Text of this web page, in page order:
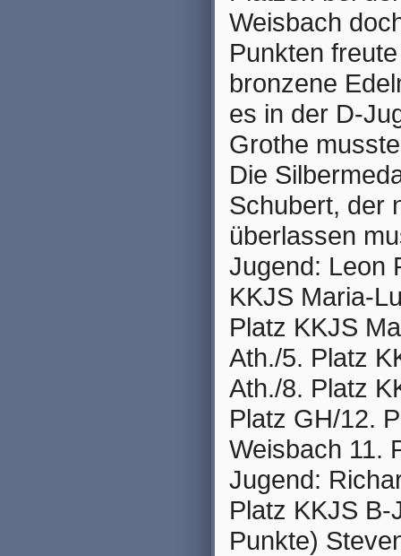
Weisbach
Punkten
bronzene
es in der D-
Grothe
Die
Schubert, der
überlassen
Jugend: Leon
KKJS Maria-
Platz KKJS
Ath./5. Platz
Ath./8. Platz
Platz GH/12.
Weisbach 11.
Jugend:
Platz KKJS
Punkte)